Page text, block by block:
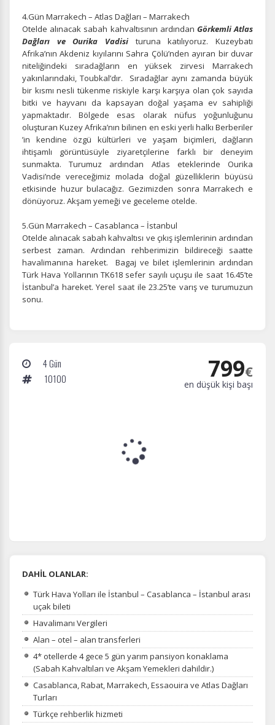
Ziyaretçilerin siteyi nasıl kullandığını anonim olarak
ölçeriz. Hangi sayfaların popüler olduğunu ve
kullanıcıların nerede zorluk yaşadığını anlamamıza
yardımcı olur.
Pazarlama Çerezleri
Size ve ilgi alanlarınıza uygun reklamlar göstermek için
kullanılır. Kapatırsanız reklamları görmeye devam
edersiniz, ancak daha az alakalı olabilirler.
Tercihleri Kaydet
4.Gün Marrakech – Atlas Dağları – Marrakech
Otelde alınacak sabah kahvaltısının ardından Görkemli Atlas
Dağları ve Ourika Vadisi
turuna katılıyoruz. Kuzeybatı
Afrika’nın Akdeniz kıyılarını Sahra Çölü’nden ayıran bir duvar
niteliğindeki sıradağların en yüksek zirvesi Marrakech
yakınlarındaki, Toubkal’dır. Sıradağlar aynı zamanda büyük
bir kısmı nesli tükenme riskiyle karşı karşıya olan çok sayıda
bitki ve hayvanı da kapsayan doğal yaşama ev sahipliği
yapmaktadır. Bölgede esas olarak nüfus yoğunluğunu
oluşturan Kuzey Afrika’nın bilinen en eski yerli halkı Berberiler
’in kendine özgü kültürleri ve yaşam biçimleri, dağların
ihtişamlı görüntüsüyle ziyaretçilerine farklı bir deneyim
sunmakta. Turumuz ardından Atlas eteklerinde Ourika
Vadisi’nde vereceğimiz molada doğal güzelliklerin büyüsü
etkisinde huzur bulacağız. Gezimizden sonra Marrakech e
dönüyoruz. Akşam yemeği ve geceleme otelde.
5.Gün Marrakech – Casablanca – İstanbul
Otelde alınacak sabah kahvaltısı ve çıkış işlemlerinin ardından
serbest zaman. Ardından rehberimizin bildireceği saatte
havalimanına hareket. Bagaj ve bilet işlemlerinin ardından
Türk Hava Yollarının TK618 sefer sayılı uçuşu ile saat 16.45’te
İstanbul’a hareket. Yerel saat ile 23.25’te varış ve turumuzun
sonu.
4 Gün
10100
799€
en düşük kişi başı
DAHİL OLANLAR:
Türk Hava Yolları ile İstanbul – Casablanca – İstanbul arası
uçak bileti
Havalimanı Vergileri
Alan – otel – alan transferleri
4* otellerde 4 gece 5 gün yarım pansiyon konaklama
(Sabah Kahvaltıları ve Akşam Yemekleri dahildir.)
Casablanca, Rabat, Marrakech, Essaouira ve Atlas Dağları
Turları
Türkçe rehberlik hizmeti